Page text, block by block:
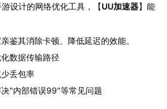
设计的网络优化工具，【UU加速器】能
鉴其消除卡顿、降低延迟的效能。
数据传输路径
丢包率
"内部错误99"等常见问题